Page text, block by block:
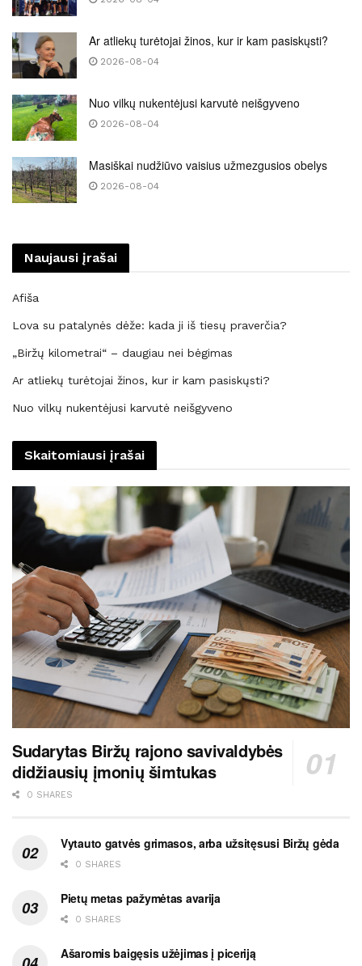
Ar atliekų turėtojai žinos, kur ir kam pasiskųsti?
2026-08-04
Nuo vilkų nukentėjusi karvutė neišgyveno
2026-08-04
Masiškai nudžiūvo vaisius užmezgusios obelys
2026-08-04
Naujausi įrašai
Afiša
Lova su patalynės dėže: kada ji iš tiesų praverčia?
„Biržų kilometrai“ – daugiau nei bėgimas
Ar atliekų turėtojai žinos, kur ir kam pasiskųsti?
Nuo vilkų nukentėjusi karvutė neišgyveno
Skaitomiausi įrašai
Sudarytas Biržų rajono savivaldybės
didžiausių įmonių šimtukas
0 SHARES
Vytauto gatvės grimasos, arba užsitęsusi Biržų gėda
0 SHARES
Pietų metas pažymėtas avarija
0 SHARES
Ašaromis baigęsis užėjimas į piceriją